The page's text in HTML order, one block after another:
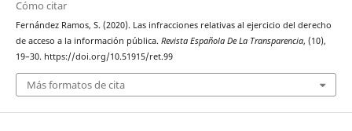
Cómo citar
Fernández Ramos, S. (2020). Las infracciones relativas al ejercicio del derecho
de acceso a la información pública. Revista Española De La Transparencia, (10),
19–30. https://doi.org/10.51915/ret.99
Más formatos de cita